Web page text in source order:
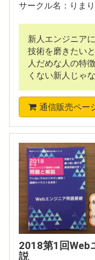
サークル名：りま
新人エンジニア
技術を磨きたい
人だめな人の特
くない新人じゃ
通信販売ペー
2018第1回Web
説